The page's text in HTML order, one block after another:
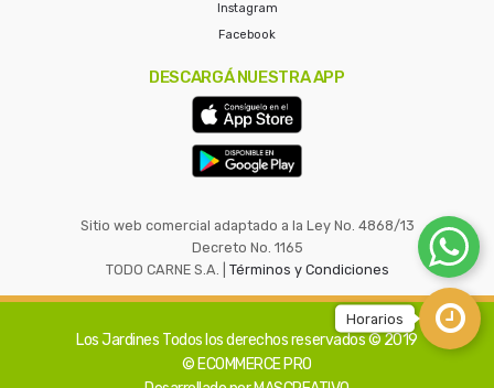
Instagram
Facebook
DESCARGÁ NUESTRA APP
Sitio web comercial adaptado a la Ley No. 4868/13
Decreto No. 1165
TODO CARNE S.A. | Términos y Condiciones
Los Jardines Todos los derechos reservados © 2019
© ECOMMERCE PRO